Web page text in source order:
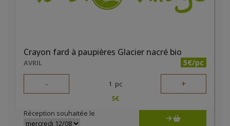
Crayon fard à paupières Glacier nacré bio
AVRIL 5€/pc
- 1 pc +
5€
Réception souhaitée le